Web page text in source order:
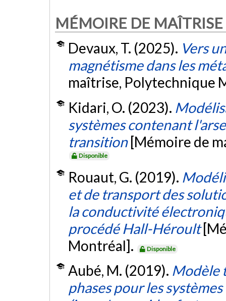
MÉMOIRE DE MAÎTRISE
Devaux, T. (2025). Vers
magnétisme dans les
maîtrise, Polytechnique
Kidari, O. (2023).
systèmes contenant
transition [Mémoire de
Disponible
Rouaut, G. (2019).
et de transport des
la conductivité
procédé Hall-Héroult
Montréal].
Disponible
Aubé, M. (2019). Modèle
phases pour les